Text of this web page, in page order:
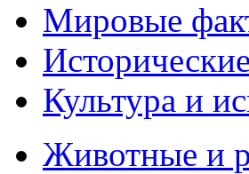
Мировые
Культура и
Животные и